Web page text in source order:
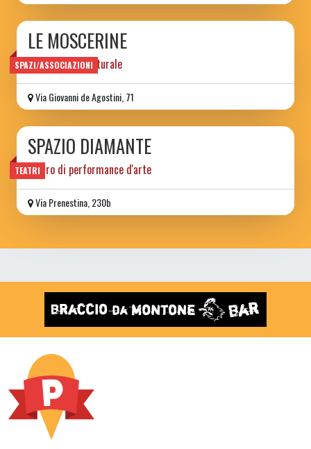
SPAZI/ASSOCIAZIONI
LE MOSCERINE
associazione culturale
Via Giovanni de Agostini, 71
TEATRI
SPAZIO DIAMANTE
teatro di performance d'arte
Via Prenestina, 230b